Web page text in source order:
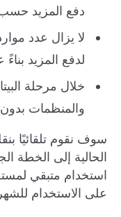
دفع المزيد
لدفع المزيد
والمنظمات
على الاستخدام